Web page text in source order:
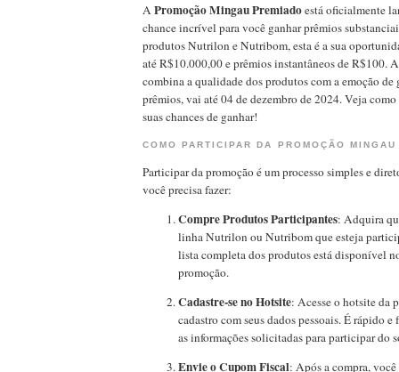
A Promoção Mingau Premiadoestá oficialmente
chance incrível para você ganhar prêmios
produtos Nutrilon e Nutribom, esta é a sua
até R$10.000,00 e prêmios instantâneos de R$100.
combina a qualidade dos produtos com a emoção de
prêmios, vai até 04 de dezembro de 2024. Veja
suas chances de ganhar!
COMO PARTICIPAR DA PROMOÇÃO
Participar da promoção é um processo simples e
você precisa fazer:
Compre Produtos Participantes: Adquira
linha Nutrilon ou Nutribom que esteja
lista completa dos produtos está disponível
promoção.
Cadastre-se no Hotsite: Acesse o hotsite da
cadastro com seus dados pessoais. É rápido
as informações solicitadas para participar do
Envie o Cupom Fiscal: Após a compra,